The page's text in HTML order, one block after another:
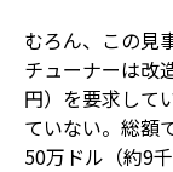
むろん、この見
チューナーは改
円）を要求して
ていない。総額
50万ドル（約9